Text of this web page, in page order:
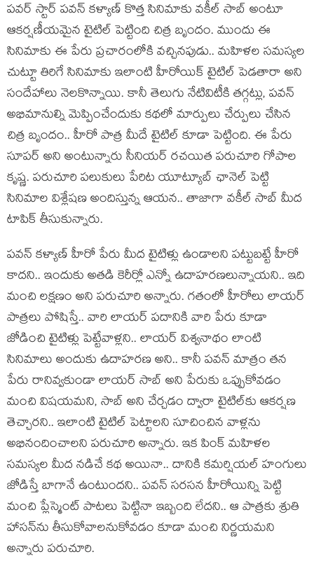
ప‌వ‌ర్ స్టార్ ప‌వ‌న్ క‌ళ్యాణ్ కొత్త సినిమాకు వ‌కీల్ సాబ్ అంటూ
ఆక‌ర్ష‌ణీయ‌మైన టైటిల్ పెట్టింది చిత్ర బృందం. ముందు ఈ
సినిమాకు ఈ పేరు ప్ర‌చారంలోకి వ‌చ్చిన‌పుడు.. మ‌హిళ‌ల స‌మ‌స్య‌ల
చుట్టూ తిరిగే సినిమాకు ఇలాంటి హీరోయిక్ టైటిల్ పెడ‌తారా అని
సందేహాలు నెల‌కొన్నాయి. కానీ తెలుగు నేటివిటీకి త‌గ్గ‌ట్లు, ప‌వ‌న్
అభిమానుల్ని మెప్పించేందుకు క‌థ‌లో మార్పులు చేర్పులు చేసిన
చిత్ర బృందం.. హీరో పాత్ర మీదే టైటిల్ కూడా పెట్టింది. ఈ పేరు
సూప‌ర్ అని అంటున్నారు సీనియ‌ర్ ర‌చ‌యిత ప‌రుచూరి గోపాల
కృష్ణ. ప‌రుచూరి ప‌లుకులు పేరిట యూట్యూబ్ ఛానెల్ పెట్టి
సినిమాల విశ్లేష‌ణ అందిస్తున్న ఆయ‌న‌.. తాజాగా వ‌కీల్ సాబ్ మీద
టాపిక్ తీసుకున్నారు.
ప‌వ‌న్ క‌ళ్యాణ్ హీరో పేరు మీద టైటిళ్లు ఉండాల‌ని ప‌ట్టుబ‌ట్టే హీరో
కాద‌ని.. ఇందుకు అత‌డి కెరీర్లో ఎన్నో ఉదాహ‌ర‌ణ‌లున్నాయ‌ని.. ఇది
మంచి ల‌క్ష‌ణం అని ప‌రుచూరి అన్నారు. గ‌తంలో హీరోలు లాయ‌ర్
పాత్ర‌లు పోషిస్తే.. వారి లాయ‌ర్ ప‌దానికి వారి పేరు కూడా
జోడించి టైటిళ్లు పెట్టేవాళ్ల‌ని.. లాయ‌ర్ విశ్వ‌నాథం లాంటి
సినిమాలు అందుకు ఉదాహ‌ర‌ణ అని.. కానీ ప‌వ‌న్ మాత్రం త‌న
పేరు రానివ్వ‌కుండా లాయ‌ర్ సాబ్ అని పేరుకు ఒప్పుకోవ‌డం
మంచి విష‌య‌మ‌ని, సాబ్ అని చేర్చ‌డం ద్వారా టైటిల్‌కు ఆక‌ర్ష‌ణ
తెచ్చార‌ని.. ఇలాంటి టైటిల్ పెట్టాల‌ని సూచించిన వాళ్ల‌ను
అభినందించాల‌ని ప‌రుచూరి అన్నారు. ఇక పింక్ మ‌హిళ‌ల
స‌మ‌స్య‌ల మీద న‌డిచే క‌థ అయినా.. దానికి క‌మ‌ర్షియ‌ల్ హంగులు
జోడిస్తే బాగానే ఉంటుంద‌ని.. ప‌వ‌న్ స‌ర‌స‌న హీరోయిన్ని పెట్టి
మంచి ప్లేస్మెంట్ పాట‌లు పెట్టినా ఇబ్బంది లేద‌ని.. ఆ పాత్ర‌కు శ్రుతి
హాస‌న్‌ను తీసుకోవాల‌నుకోవ‌డం కూడా మంచి నిర్ణ‌య‌మ‌ని
అన్నారు ప‌రుచూరి.